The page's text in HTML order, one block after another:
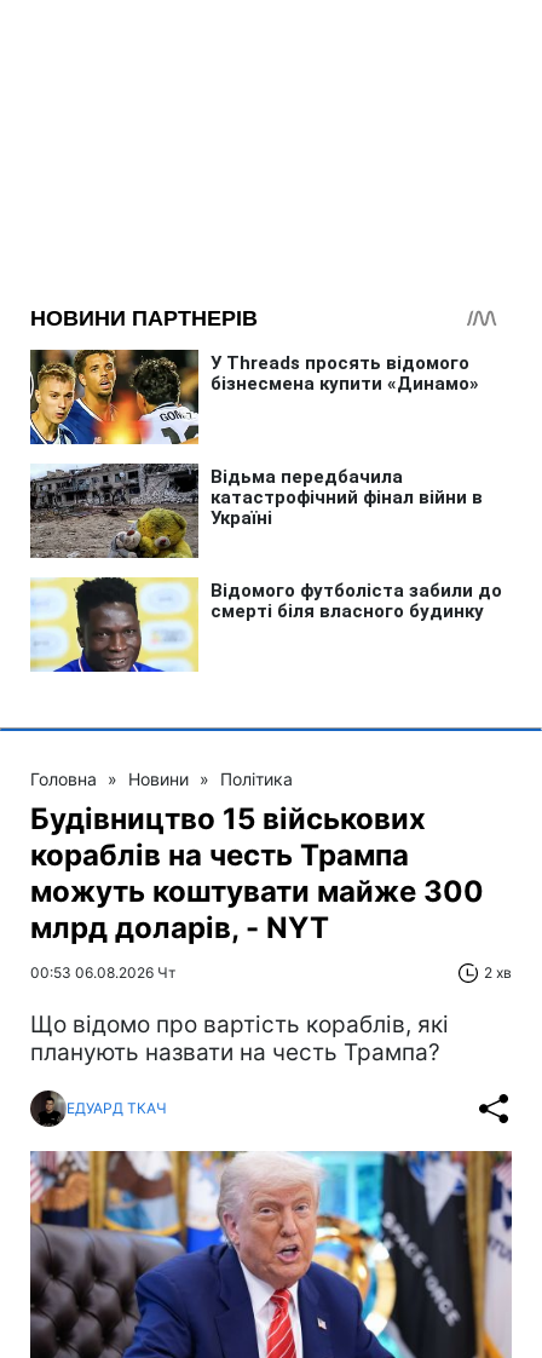
Головна » Новини » Політика
Будівництво 15 військових
кораблів на честь Трампа
можуть коштувати майже 300
млрд доларів, - NYT
00:53 06.08.2026 Чт 2 хв
Що відомо про вартість кораблів, які
планують назвати на честь Трампа?
ЕДУАРД ТКАЧ